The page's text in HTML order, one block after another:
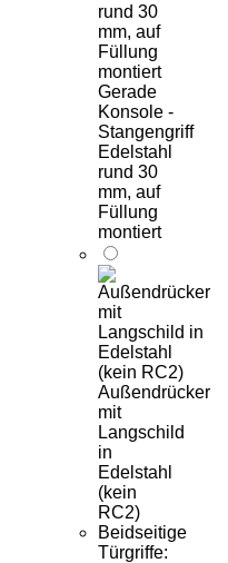
Gerade
Konsole -
Stangengriff
Edelstahl
rund 30
mm, auf
Füllung
montiert
Außendrücker
mit
Langschild
in
Edelstahl
(kein
RC2)
Beidseitige
Türgriffe: